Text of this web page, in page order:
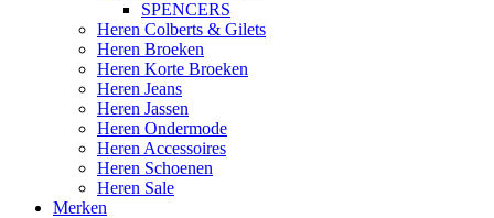
SPENCERS
Heren Colberts & Gilets
Heren Broeken
Heren Korte Broeken
Heren Jeans
Heren Jassen
Heren Ondermode
Heren Accessoires
Heren Schoenen
Heren Sale
Merken